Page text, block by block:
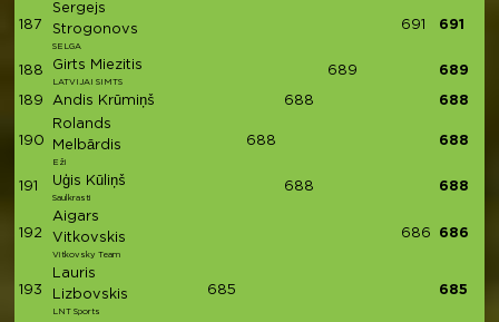
187
Sergejs
Strogonovs
SELGA
691 691
188 Girts Miezitis
LATVIJAI SIMTS
689 689
189 Andis Krūmiņš 688 688
190
Rolands
Melbārdis
Eži
688 688
191 Uģis Kūliņš
Saulkrasti
688 688
192
Aigars
Vitkovskis
Vitkovsky Team
686 686
193
Lauris
Lizbovskis
LNT Sports
685 685